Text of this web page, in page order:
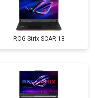
ROG Strix SCAR 18